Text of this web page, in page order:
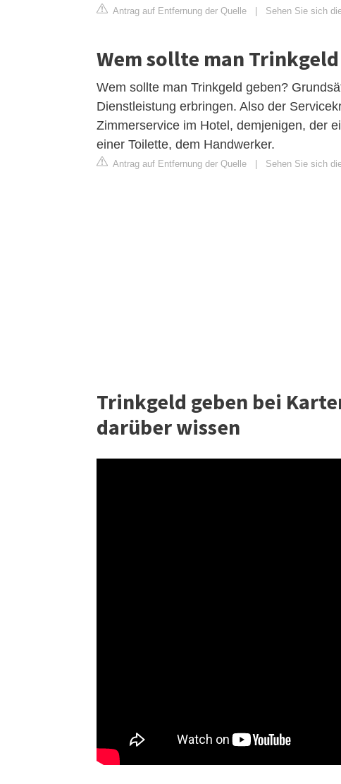
Antrag auf Entfernung der Quelle Sehen Sie sich
Wem sollte man
Wem sollte man Trinkgeld geben?
Dienstleistung erbringen. Also der
Zimmerservice im Hotel, demjenigen, der
einer Toilette, dem Handwerker.
Antrag auf Entfernung der Quelle Sehen Sie sich
Trinkgeld geben bei
darüber wissen